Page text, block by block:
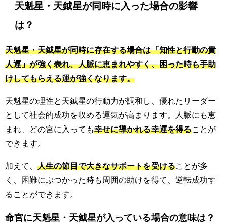
天魁星・天鉞星が同時に入った場合の影響
は？
天魁星・天鉞星が同時に存在する場合は「知性と行動の貴
人運」が強く表れ、人脈に恵まれやすく、困った時も手助
けしてもらえる運が強くなります。
天魁星の理性と天鉞星の行動力が調和し、優れたリーダー
として社会的成功を収める運気が高まります。人脈にも恵
まれ、どの宮に入っても幸せに導かれる幸運を得る ことが
できます。
加えて、 人生の節目で大きなサポートを受ける ことが多
く、困難にぶつかった時も周囲の助けを得て、逆転成功す
ることができます。
命宮に天魁星・天鉞星が入っている場合の意味は？